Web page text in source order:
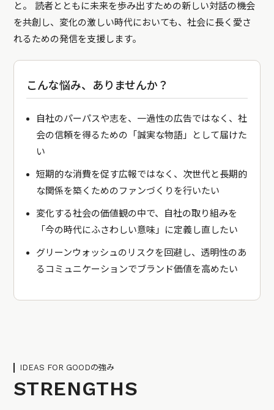
と。 読者とともに未来を歩み出すための新しい対話の機会
を共創し、変化の激しい時代においても、社会に長く愛さ
れるための発信を支援します。
こんな悩み、ありませんか？
自社のパーパスや志を、一過性の広告ではなく、社
会の信頼を得るための「誠実な物語」として届けた
い
短期的な消費を促す広報ではなく、次世代と長期的
な関係を築くためのファンづくりを行いたい
変化する社会の価値観の中で、自社の取り組みを
「今の時代にふさわしい意味」に定義し直したい
グリーンウォッシュのリスクを回避し、透明性のあ
るコミュニケーションでブランド価値を高めたい
IDEAS FOR GOODの強み
STRENGTHS